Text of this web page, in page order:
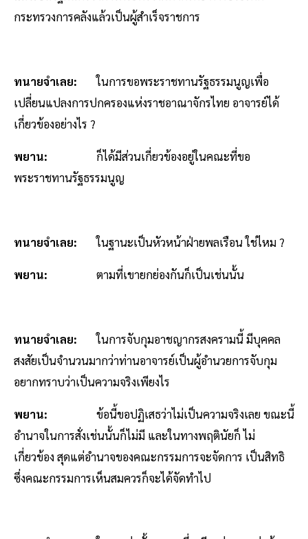
กระทรวงการคลังแล้วเป็นผู้สำเร็จราชการ
ทนายจำเลย:
ในการขอพระราชทานรัฐธรรมนูญเพื่อ
เปลี่ยนแปลงการปกครองแห่งราชอาณาจักรไทย อาจารย์ได้
เกี่ยวข้องอย่างไร ?
พยาน:
ก็ได้มีส่วนเกี่ยวข้องอยู่ในคณะที่ขอ
พระราชทานรัฐธรรมนูญ
ทนายจำเลย: ในฐานะเป็นหัวหน้าฝ่ายพลเรือน ใช่ไหม ?
พยาน: ตามที่เขายกย่องกันก็เป็นเช่นนั้น
ทนายจำเลย:
ในการจับกุมอาชญากรสงครามนี้ มีบุคคล
สงสัยเป็นจำนวนมากว่าท่านอาจารย์เป็นผู้อำนวยการจับกุม
อยากทราบว่าเป็นความจริงเพียงไร
พยาน:
ข้อนี้ขอปฏิเสธว่าไม่เป็นความจริงเลย ขณะนี้
อำนาจในการสั่งเช่นนั้นก็ไม่มี และในทางพฤตินัยก็ ไม่
เกี่ยวข้อง สุดแต่อำนาจของคณะกรรมการจะจัดการ เป็นสิทธิ
ซึ่งคณะกรรมการเห็นสมควรก็จะได้จัดทำไป